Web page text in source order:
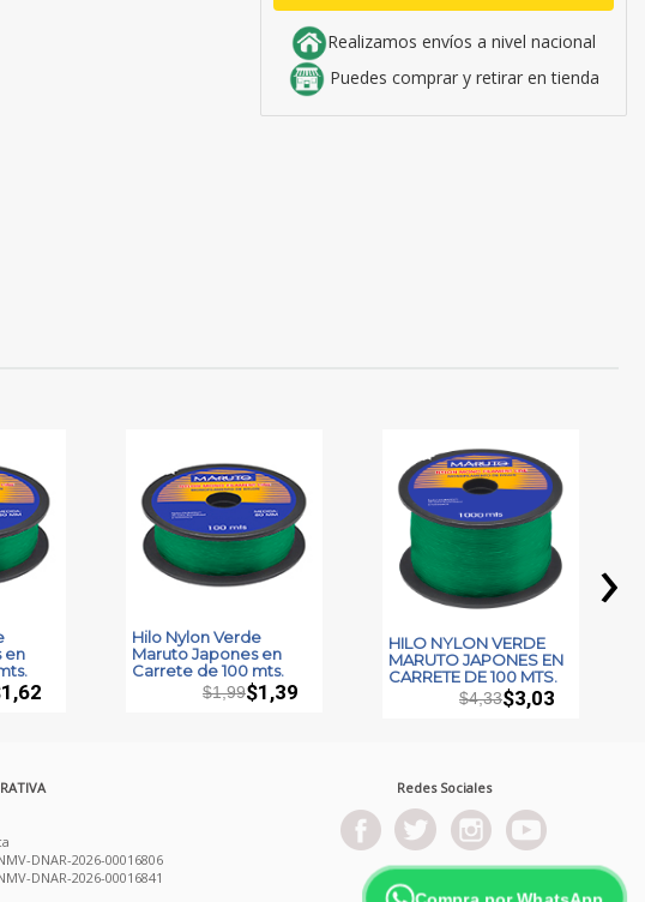
Realizamos envíos a nivel nacional
Puedes comprar y retirar en tienda
en
Hilo Nylon Verde
Maruto Japones en
Carrete de 100 mts.
$1,99$1,39
HILO NYLON VERDE
MARUTO JAPONES EN
CARRETE DE 100 MTS.
$4,33$3,03
›
DNAR-2026-00016806
DNAR-2026-00016841
Redes Sociales